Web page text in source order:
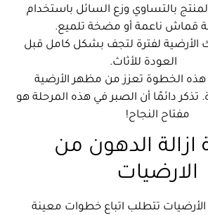
بالتساوي وزع السائل باستخدام
قماش ناعمة أو مضخة تلميع.
الأرضية لفترة لتجف بشكل كامل قبل
العودة للأثاث.
هذه الخطوة تعزز من مظهر الأرضية
تذكر دائمًا أن الصبر في هذه المرحلة هو
مفتاح النجاح!
ازالة الدهون من
الارضيات
الأرضيات تتطلب اتباع خطوات معينة